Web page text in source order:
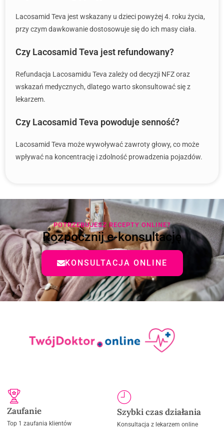
Lacosamid Teva jest wskazany u dzieci powyżej 4. roku życia,
przy czym dawkowanie dostosowuje się do ich masy ciała.
Czy Lacosamid Teva jest refundowany?
Refundacja Lacosamidu Teva zależy od decyzji NFZ oraz
wskazań medycznych, dlatego warto skonsultować się z
lekarzem.
Czy Lacosamid Teva powoduje senność?
Lacosamid Teva może wywoływać zawroty głowy, co może
wpływać na koncentrację i zdolność prowadzenia pojazdów.
POTRZEBUJESZ RECEPTY ONLINE?
Rozpocznij e-konsultację
KONSULTACJA ONLINE
Zaufanie
Top 1 zaufania klientów
Szybki czas działania
Konsultacja z lekarzem online